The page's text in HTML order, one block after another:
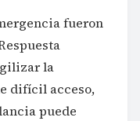
fueron
la
difícil acceso,
puede